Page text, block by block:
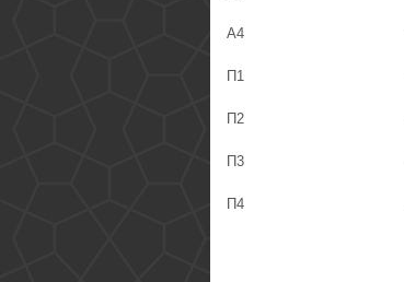
А4
П1
П2
П3
П4